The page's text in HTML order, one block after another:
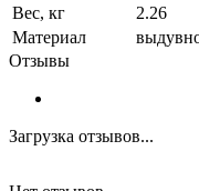
Вес, кг
2.26
Материал
Отзывы
Загрузка отзывов...